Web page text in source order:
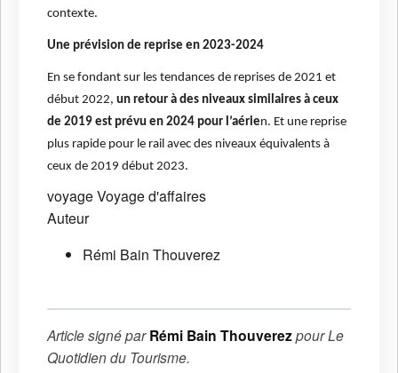
contexte.
Une prévision de reprise en 2023-2024
En se fondant sur les tendances de reprises de 2021 et
début 2022, un retour à des niveaux similaires à ceux
de 2019 est prévu en 2024 pour l’aérien. Et une reprise
plus rapide pour le rail avec des niveaux équivalents à
ceux de 2019 début 2023.
voyageVoyage d'affaires
Auteur
Rémi Bain Thouverez
Article signé parRémi Bain ThouverezpourLe
Quotidien du Tourisme.